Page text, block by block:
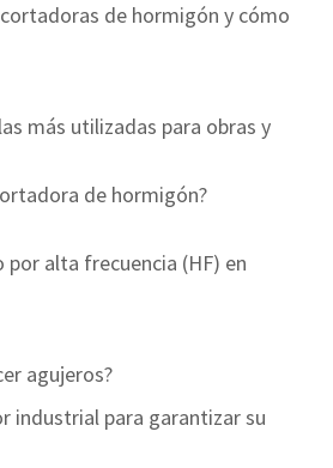
de hormigón y cómo
más utilizadas para obras y
de hormigón?
por alta frecuencia (HF) en
agujeros?
industrial para garantizar su